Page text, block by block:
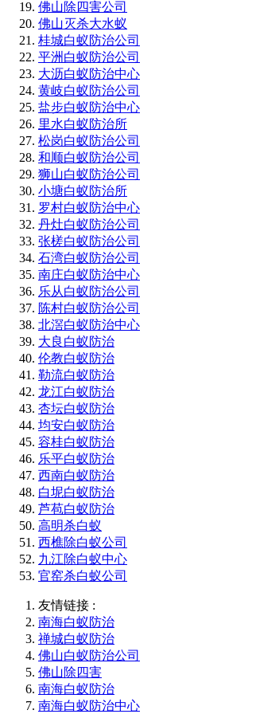
佛山除四害公司
佛山灭杀大水蚁
桂城白蚁防治公司
平洲白蚁防治公司
大沥白蚁防治中心
黄岐白蚁防治公司
盐步白蚁防治中心
里水白蚁防治所
松岗白蚁防治公司
和顺白蚁防治公司
狮山白蚁防治公司
小塘白蚁防治所
罗村白蚁防治中心
丹灶白蚁防治公司
张槎白蚁防治公司
石湾白蚁防治公司
南庄白蚁防治中心
乐从白蚁防治公司
陈村白蚁防治公司
北滘白蚁防治中心
大良白蚁防治
伦教白蚁防治
勒流白蚁防治
龙江白蚁防治
杏坛白蚁防治
均安白蚁防治
容桂白蚁防治
乐平白蚁防治
西南白蚁防治
白坭白蚁防治
芦苞白蚁防治
高明杀白蚁
西樵除白蚁公司
九江除白蚁中心
官窑杀白蚁公司
友情链接 :
南海白蚁防治
禅城白蚁防治
佛山白蚁防治公司
佛山除四害
南海白蚁防治
南海白蚁防治中心